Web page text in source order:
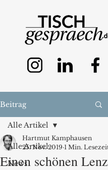
Beitrag
Alle Artikel
News
Alle Artikel
Einen schönen
Hartmut Kamphausen
25. Nov. 2019 1 Min.